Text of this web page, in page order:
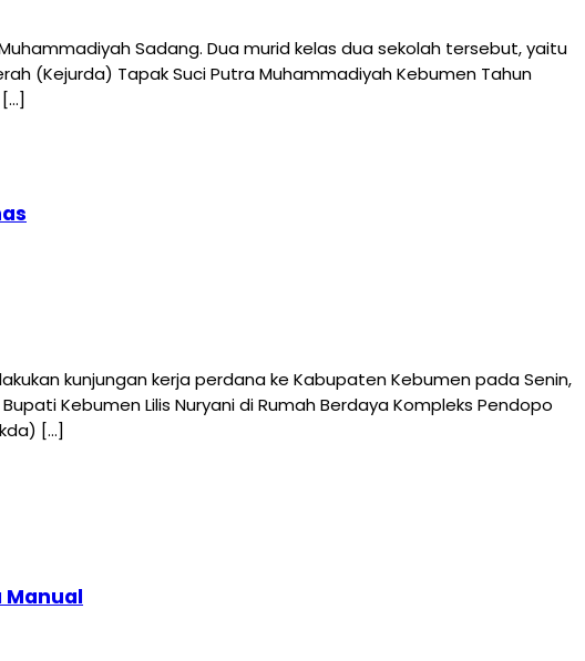
Sadang. Dua murid kelas dua sekolah tersebut, yaitu
(Kejurda) Tapak Suci Putra Muhammadiyah Kebumen Tahun
kunjungan kerja perdana ke Kabupaten Kebumen pada Senin,
Kebumen Lilis Nuryani di Rumah Berdaya Kompleks Pendopo
[…]
Manual